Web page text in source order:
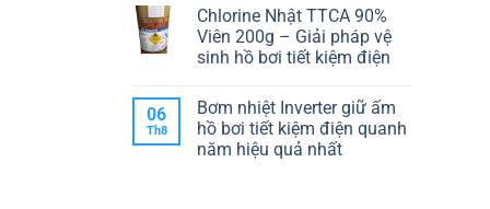
50%
chi
phí
sưởi
chất
tự
động:
Giải
pháp
tiết
và
tối
ưu
công
bình
luận
ở
Máy
hồ
bơi
hiệu
quả
nhất
Chlorine Nhật TTCA 90%
Viên 200g – Giải pháp vệ
sinh hồ bơi tiết kiệm điện
bình
luận
ở
Chlorine
06
Th8
Bơm nhiệt Inverter giữ ấm
hồ bơi tiết kiệm điện quanh
năm hiệu quả nhất